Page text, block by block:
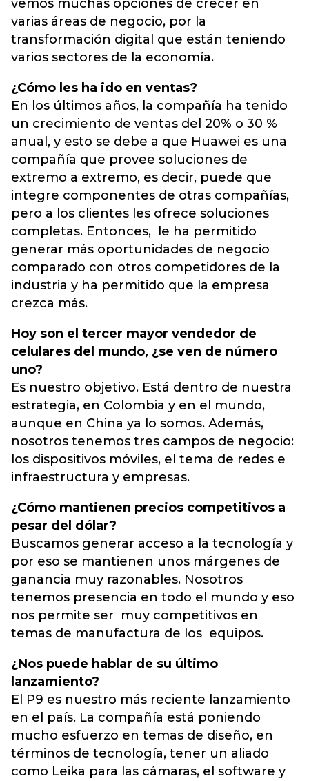
vemos muchas opciones de crecer en
varias áreas de negocio, por la
transformación digital que están teniendo
varios sectores de la economía.
¿Cómo les ha ido en ventas?
En los últimos años, la compañía ha tenido
un crecimiento de ventas del 20% o 30 %
anual, y esto se debe a que Huawei es una
compañía que provee soluciones de
extremo a extremo, es decir, puede que
integre componentes de otras compañías,
pero a los clientes les ofrece soluciones
completas. Entonces, le ha permitido
generar más oportunidades de negocio
comparado con otros competidores de la
industria y ha permitido que la empresa
crezca más.
Hoy son el tercer mayor vendedor de
celulares del mundo, ¿se ven de número
uno?
Es nuestro objetivo. Está dentro de nuestra
estrategia, en Colombia y en el mundo,
aunque en China ya lo somos. Además,
nosotros tenemos tres campos de negocio:
los dispositivos móviles, el tema de redes e
infraestructura y empresas.
¿Cómo mantienen precios competitivos a
pesar del dólar?
Buscamos generar acceso a la tecnología y
por eso se mantienen unos márgenes de
ganancia muy razonables. Nosotros
tenemos presencia en todo el mundo y eso
nos permite ser muy competitivos en
temas de manufactura de los equipos.
¿Nos puede hablar de su último
lanzamiento?
El P9 es nuestro más reciente lanzamiento
en el país. La compañía está poniendo
mucho esfuerzo en temas de diseño, en
términos de tecnología, tener un aliado
como Leika para las cámaras, el software y